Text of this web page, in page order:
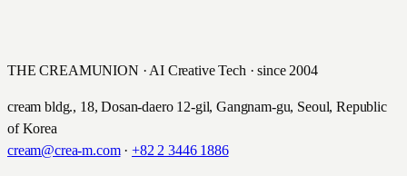
THE CREAMUNION · AI Creative Tech · since 2004
cream bldg., 18, Dosan-daero 12-gil, Gangnam-gu, Seoul, Republic
of Korea
cream@crea-m.com· +82 2 3446 1886